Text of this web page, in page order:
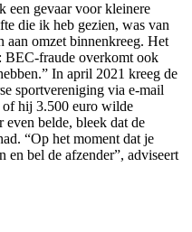
een gevaar voor kleinere
die ik heb gezien, was van
aan omzet binnenkreeg. Het
BEC-fraude overkomt ook
In april 2021 kreeg de
sportvereniging via e-mail
of hij 3.500 euro wilde
even belde, bleek dat de
“Op het moment dat je
en bel de afzender”, adviseert